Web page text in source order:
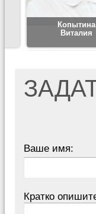
Копытина
Виталия
Ваше имя:
Кратко